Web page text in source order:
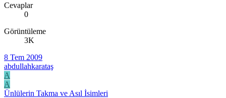
Cevaplar
0
Görüntüleme
3K
8 Tem 2009
abdullahkarataş
A
A
Ünlülerin Takma ve Asıl İsimleri